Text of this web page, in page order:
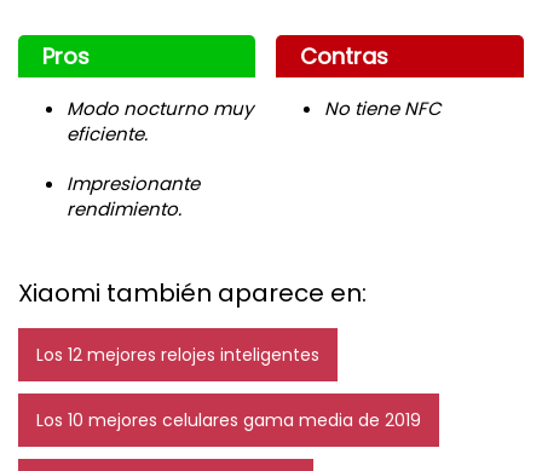
Pros
Modo nocturno muy
eficiente.
Impresionante
rendimiento.
Contras
No tiene NFC
Xiaomi también aparece en:
Los 12 mejores relojes inteligentes
Los 10 mejores celulares gama media de 2019